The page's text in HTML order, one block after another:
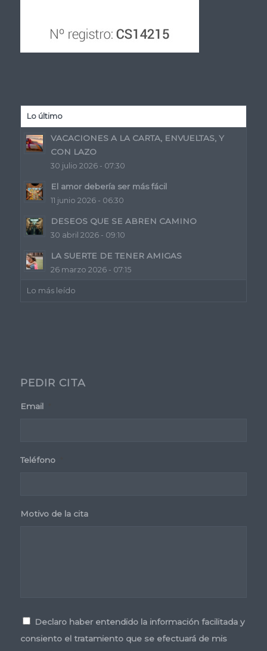
Lo último
VACACIONES A LA CARTA, ENVUELTAS, Y
CON LAZO
30 julio 2026 - 07:30
El amor debería ser más fácil
11 junio 2026 - 06:30
DESEOS QUE SE ABREN CAMINO
30 abril 2026 - 09:10
LA SUERTE DE TENER AMIGAS
26 marzo 2026 - 07:15
Lo más leído
PEDIR CITA
Email
Teléfono
Motivo de la cita
Consentimiento
Declaro haber entendido la información facilitada y
consiento el tratamiento que se efectuará de mis